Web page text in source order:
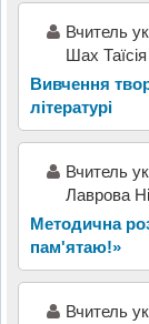
Вчитель
Шах
Вивчення
літературі
Вчитель
Лаврова
Методична
пам'ятаю!»
Вчитель